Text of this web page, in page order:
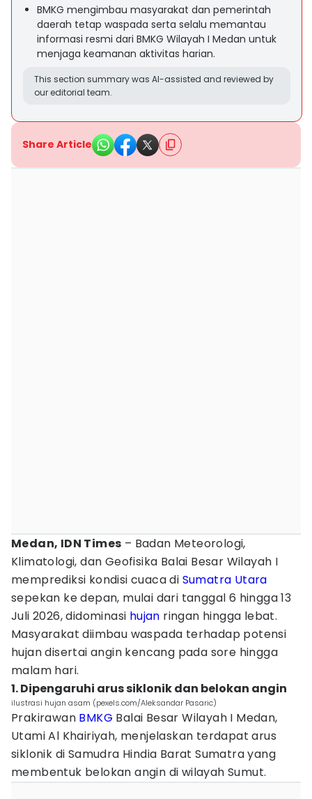
BMKG mengimbau masyarakat dan pemerintah
daerah tetap waspada serta selalu memantau
informasi resmi dari BMKG Wilayah I Medan untuk
menjaga keamanan aktivitas harian.
This section summary was AI-assisted and reviewed by
our editorial team.
Share Article
Medan, IDN Times – Badan Meteorologi,
Klimatologi, dan Geofisika Balai Besar Wilayah I
memprediksi kondisi cuaca di Sumatra Utara
sepekan ke depan, mulai dari tanggal 6 hingga 13
Juli 2026, didominasi hujan ringan hingga lebat.
Masyarakat diimbau waspada terhadap potensi
hujan disertai angin kencang pada sore hingga
malam hari.
1. Dipengaruhi arus siklonik dan belokan angin
ilustrasi hujan asam (pexels.com/Aleksandar Pasaric)
Prakirawan BMKG Balai Besar Wilayah I Medan,
Utami Al Khairiyah, menjelaskan terdapat arus
siklonik di Samudra Hindia Barat Sumatra yang
membentuk belokan angin di wilayah Sumut.